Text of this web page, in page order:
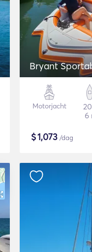
Bryant
Motorjacht
6
$1,073 /dag